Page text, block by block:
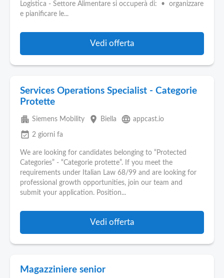
Logistica - Settore Alimentare si occuperà di: • organizzare
e pianificare le...
Vedi offerta
Services Operations Specialist - Categorie
Protette
apartment Siemens Mobility place Biella language appcast.io
event_available 2 giorni fa
We are looking for candidates belonging to “Protected
Categories” - “Categorie protette”. If you meet the
requirements under Italian Law 68/99 and are looking for
professional growth opportunities, join our team and
submit your application. Position...
Vedi offerta
Magazziniere senior